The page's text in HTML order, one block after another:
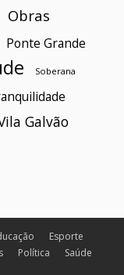
Obras
Ponte Grande
Soberana
Galvão
Esporte
Política
Saúde